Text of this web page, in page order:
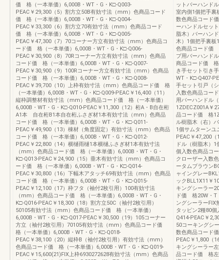
価 格（一本単価）6,000B・WT・G・K□-Q003-
PEAC￥29,300（5）割方立50B有効寸法（mm）色商品コード
価 格（一本単価）6,000B・WT・G・K□-Q004-
PEAC￥33,300（6）割方立70有効寸法（mm）色商品コード
価 格（一本単価）6,000B・WT・G・K□-Q005-
PEAC￥47,300（7）70コーナー方立有効寸法（mm）色商品コ
ード価 格（一本単価）6,000B・WT・G・K□-Q006-
PEAC￥30,900（8）70Rコーナー方立有効寸法（mm）色商品
コード価 格（一本単価）6,000B・WT・G・K□-Q007-
PEAC￥30,900（9）100Rコーナー方立有効寸法（mm）色商品
コード価 格（一本単価）6,000B・WT・G・K□-Q008-
PEAC￥39,700（10）上枠有効寸法（mm）色商品コード価 格
（一本単価）6,000B・WT・G・K□-Q009-PEAC￥16,400（11）
縦枠調整材有効寸法（mm）色商品コード価 格（一本単価）
6,000B・WT・G・K□-Q010-PEAC￥11,300（12）桁A・B自在桁
A1本 自在桁B1本自在桁ふさぎ材1本有効寸法（mm）色商品
コード価 格（一本単価）6,000B・WT・G・K□-Q011-
PEAC￥49,900（13）棟材（角度固定）有効寸法（mm）色商品
コード価 格（一本単価）6,000B・WT・G・K□-Q012-
PEAC￥22,800（14）横樋雨樋1本横樋ふさぎ材1本有効寸法
（mm）色商品コード価 格（一本単価）6,000B・WT・G・
K□-Q013-PEAC￥24,900（15）垂木有効寸法（mm）色商品コ
ード価 格（一本単価）6,000B・WT・G・K□-Q014-
PEAC￥30,800（16）下幅木アタッチ69有効寸法（mm）色商品
コード価 格（一本単価）6,000B・WT・G・K□-Q015-
PEAC￥12,100（17）枠フタ（袖付2枚引用）100有効寸法
（mm）色商品コード価 格（一本単価）6,000B・WT・G・
K□-Q016-PEAC￥18,300（18）割方立50C（袖付2枚引用）
50105有効寸法（mm）色商品コード価 格（一本単価）
6,000B・WT・G・K□-Q017-PEAC￥30,500（19）105コーナー
方立（袖付2枚引用）70105有効寸法（mm）色商品コード価
格（一本単価）6,000B・WT・G・K□-Q018-
PEAC￥38,100（20）縦枠B（袖付2枚引用）有効寸法（mm）
色商品コード価 格（一本単価）6,000B・WT・G・K□-Q019-
PEAC￥15,600(21)FIX上枠6930272628有効寸法（mm）色商品
ットバーハンド
室内側1個把手裏
数色商品コード
ーハンドルセッ
脂木）バーハン
木）1個把手裏板
色商品コード価
プ用バーハンド
商品コード価 格
き手セット引き
WT・K□-Q407-
手セット引戸（
入数色商品コー
用バーハンドル
1ZDECZ001A￥
品コード価 格
ル樹脂木（右）
1個サムターン
PEAC￥47,200
ドル（樹脂木）
個入数色商品コ
クローザー入数
ータムブラウン
ャイングレー
ックBLL1X11￥
キングシーラー
ド価 格20W・T
ングシーラーFIX
タッピン2種80
Q414-PEAC￥
50コーキングシ
数色商品コード
PEAC￥1,800（
キングシーラー
品コード価 格左